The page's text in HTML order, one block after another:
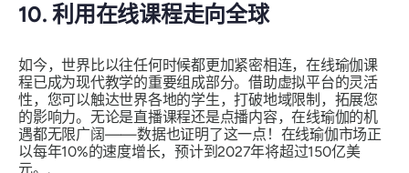
10. 利用在线课程走向全球
如今，世界比以往任何时候都更加紧密相连，在线瑜伽课
程已成为现代教学的重要组成部分。借助虚拟平台的灵活
性，您可以触达世界各地的学生，打破地域限制，拓展您
的影响力。无论是直播课程还是点播内容，在线瑜伽的机
遇都无限广阔——数据也证明了这一点！在线瑜伽市场正
以每年10%的速度增长，预计到2027年将超过150亿美
元。.